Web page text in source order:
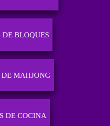
DE BLOQUES
DE MAHJONG
DE COCINA